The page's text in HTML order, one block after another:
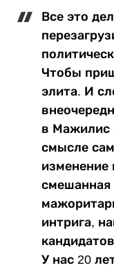
Все это
Чтобы
элита. И
в Мажилис
смысле
смешанная
интрига,
У нас 20